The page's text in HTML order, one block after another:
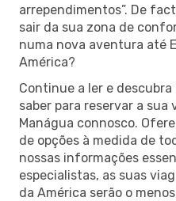
arrependimentos”. De
sair da sua zona de
numa nova aventura até
América?
Continue a ler e
saber para reservar a sua
Manágua connosco.
de opções à medida de
nossas informações
especialistas, as suas
da América serão o